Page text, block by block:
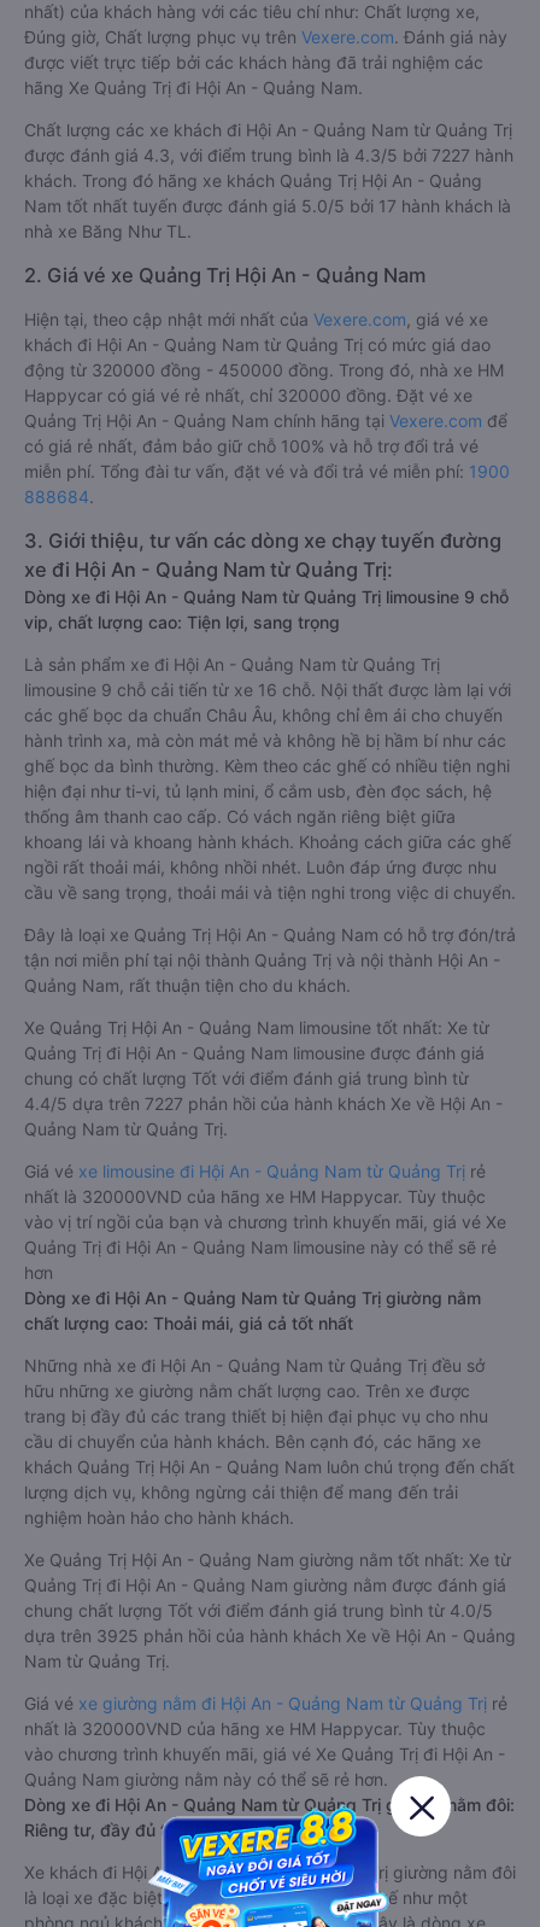
nhất) của khách hàng với các tiêu chí như: Chất lượng xe,
Đúng giờ, Chất lượng phục vụ trên Vexere.com. Đánh giá này
được viết trực tiếp bởi các khách hàng đã trải nghiệm các
hãng Xe Quảng Trị đi Hội An - Quảng Nam.
Chất lượng các xe khách đi Hội An - Quảng Nam từ Quảng Trị
được đánh giá 4.3, với điểm trung bình là 4.3/5 bởi 7227 hành
khách. Trong đó hãng xe khách Quảng Trị Hội An - Quảng
Nam tốt nhất tuyến được đánh giá 5.0/5 bởi 17 hành khách là
nhà xe Băng Như TL.
2. Giá vé xe Quảng Trị Hội An - Quảng Nam
Hiện tại, theo cập nhật mới nhất của Vexere.com , giá vé xe
khách đi Hội An - Quảng Nam từ Quảng Trị có mức giá dao
động từ 320000 đồng - 450000 đồng. Trong đó, nhà xe HM
Happycar có giá vé rẻ nhất, chỉ 320000 đồng. Đặt vé xe
Quảng Trị Hội An - Quảng Nam chính hãng tại Vexere.com để
có giá rẻ nhất, đảm bảo giữ chỗ 100% và hỗ trợ đổi trả vé
miễn phí. Tổng đài tư vấn, đặt vé và đổi trả vé miễn phí: 1900
888684.
3. Giới thiệu, tư vấn các dòng xe chạy tuyến đường
xe đi Hội An - Quảng Nam từ Quảng Trị:
Dòng xe đi Hội An - Quảng Nam từ Quảng Trị limousine 9 chỗ
vip, chất lượng cao: Tiện lợi, sang trọng
Là sản phẩm xe đi Hội An - Quảng Nam từ Quảng Trị
limousine 9 chỗ cải tiến từ xe 16 chỗ. Nội thất được làm lại với
các ghế bọc da chuẩn Châu Âu, không chỉ êm ái cho chuyến
hành trình xa, mà còn mát mẻ và không hề bị hầm bí như các
ghế bọc da bình thường. Kèm theo các ghế có nhiều tiện nghi
hiện đại như ti-vi, tủ lạnh mini, ổ cắm usb, đèn đọc sách, hệ
thống âm thanh cao cấp. Có vách ngăn riêng biệt giữa
khoang lái và khoang hành khách. Khoảng cách giữa các ghế
ngồi rất thoải mái, không nhồi nhét. Luôn đáp ứng được nhu
cầu về sang trọng, thoải mái và tiện nghi trong việc di chuyển.
Đây là loại xe Quảng Trị Hội An - Quảng Nam có hỗ trợ đón/trả
tận nơi miễn phí tại nội thành Quảng Trị và nội thành Hội An -
Quảng Nam, rất thuận tiện cho du khách.
Xe Quảng Trị Hội An - Quảng Nam limousine tốt nhất: Xe từ
Quảng Trị đi Hội An - Quảng Nam limousine được đánh giá
chung có chất lượng Tốt với điểm đánh giá trung bình từ
4.4/5 dựa trên 7227 phản hồi của hành khách Xe về Hội An -
Quảng Nam từ Quảng Trị.
Giá vé xe limousine đi Hội An - Quảng Nam từ Quảng Trị rẻ
nhất là 320000VND của hãng xe HM Happycar. Tùy thuộc
vào vị trí ngồi của bạn và chương trình khuyến mãi, giá vé Xe
Quảng Trị đi Hội An - Quảng Nam limousine này có thể sẽ rẻ
hơn
Dòng xe đi Hội An - Quảng Nam từ Quảng Trị giường nằm
chất lượng cao: Thoải mái, giá cả tốt nhất
Những nhà xe đi Hội An - Quảng Nam từ Quảng Trị đều sở
hữu những xe giường nằm chất lượng cao. Trên xe được
trang bị đầy đủ các trang thiết bị hiện đại phục vụ cho nhu
cầu di chuyển của hành khách. Bên cạnh đó, các hãng xe
khách Quảng Trị Hội An - Quảng Nam luôn chú trọng đến chất
lượng dịch vụ, không ngừng cải thiện để mang đến trải
nghiệm hoàn hảo cho hành khách.
Xe Quảng Trị Hội An - Quảng Nam giường nằm tốt nhất: Xe từ
Quảng Trị đi Hội An - Quảng Nam giường nằm được đánh giá
chung chất lượng Tốt với điểm đánh giá trung bình từ 4.0/5
dựa trên 3925 phản hồi của hành khách Xe về Hội An - Quảng
Nam từ Quảng Trị.
Giá vé xe giường nằm đi Hội An - Quảng Nam từ Quảng Trị rẻ
nhất là 320000VND của hãng xe HM Happycar. Tùy thuộc
vào chương trình khuyến mãi, giá vé Xe Quảng Trị đi Hội An -
Quảng Nam giường nằm này có thể sẽ rẻ hơn.
Dòng xe đi Hội An - Quảng Nam từ Quảng Trị giường nằm đôi:
Riêng tư, đầy đủ tiện nghi
Xe khách đi Hội An - Quảng Nam từ Quảng Trị giường nằm đôi
là loại xe đặc biệt. Với mỗi giường được thiết kế như một
phòng ngủ khách sạn sang trọng, hiện đại. Đây là dòng xe